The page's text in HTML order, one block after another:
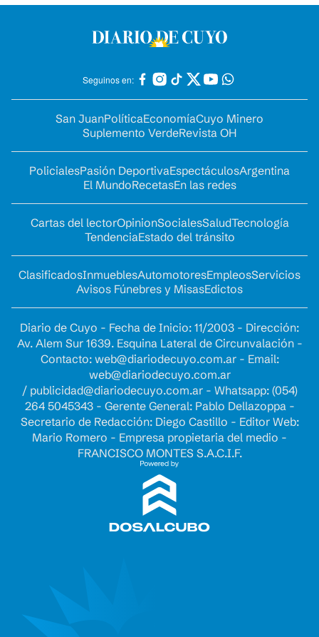
Seguinos en:
San JuanPolíticaEconomíaCuyo Minero
Suplemento VerdeRevista OH
PolicialesPasión DeportivaEspectáculosArgentina
El MundoRecetasEn las redes
Cartas del lectorOpinionSocialesSaludTecnología
TendenciaEstado del tránsito
ClasificadosInmueblesAutomotoresEmpleosServicios
Avisos Fúnebres y MisasEdictos
Diario de Cuyo - Fecha de Inicio: 11/2003 - Dirección:
Av. Alem Sur 1639. Esquina Lateral de Circunvalación -
Contacto: web@diariodecuyo.com.ar- Email:
web@diariodecuyo.com.ar
/ publicidad@diariodecuyo.com.ar- Whatsapp: (054)
264 5045343 - Gerente General: Pablo Dellazoppa -
Secretario de Redacción: Diego Castillo - Editor Web:
Mario Romero - Empresa propietaria del medio -
FRANCISCO MONTES S.A.C.I.F.